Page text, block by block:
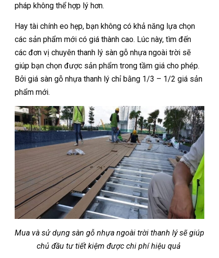
pháp không thể hợp lý hơn.
Hay tài chính eo hẹp, bạn không có khả năng lựa chọn
các sản phẩm mới có giá thành cao. Lúc này, tìm đến
các đơn vị chuyên thanh lý sàn gỗ nhựa ngoài trời sẽ
giúp bạn chọn được sản phẩm trong tầm giá cho phép.
Bởi giá sàn gỗ nhựa thanh lý chỉ bằng 1/3 – 1/2 giá sản
phẩm mới.
Mua và sử dụng sàn gỗ nhựa ngoài trời thanh lý sẽ giúp
chủ đầu tư tiết kiệm được chi phí hiệu quả